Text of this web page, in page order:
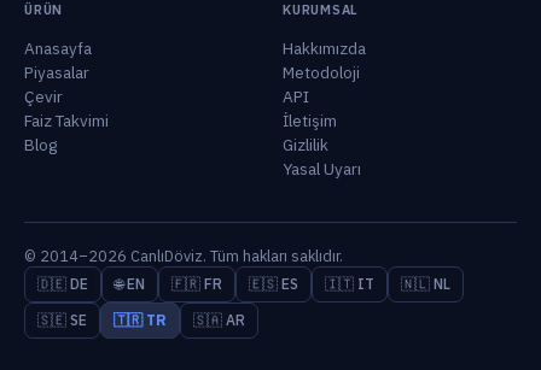
ÜRÜN
Anasayfa
Piyasalar
Çevir
Faiz Takvimi
Blog
KURUMSAL
Hakkımızda
Metodoloji
API
İletişim
Gizlilik
Yasal Uyarı
© 2014–2026 CanlıDöviz. Tüm hakları saklıdır.
🇩🇪 DE 🌐 EN 🇫🇷 FR 🇪🇸 ES 🇮🇹 IT
🇳🇱 NL
🇸🇪 SE
🇹🇷 TR 🇸🇦 AR